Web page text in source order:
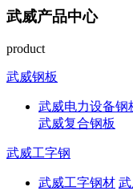
武威产品中心
product
武威钢板
武威电力设备钢
武威复合钢板
武威工字钢
武威工字钢材